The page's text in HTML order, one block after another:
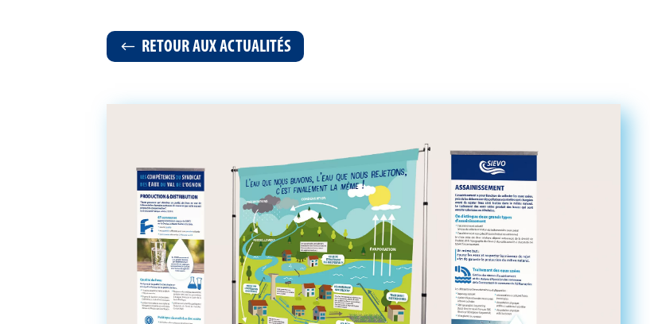
RETOUR AUX ACTUALITÉS